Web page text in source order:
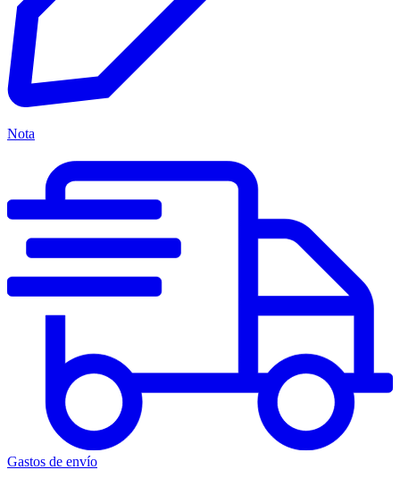
Nota
Gastos de envío